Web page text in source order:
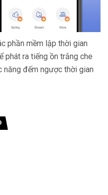
phần mềm lập thời gian
phát ra tiếng ồn trắng che
năng đếm ngược thời gian